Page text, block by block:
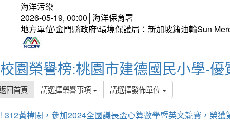
海洋污染
2026-05-19, 00:00│海洋保育署
地方單位\金門縣政府\環境保護局：新加坡籍油輪Sun
校園榮譽榜:桃園市建德國民小學-優
回首頁 請選擇榮譽事項 請選擇發佈單位
312黃椲閎，參加2024全國議長盃心算數學暨英文競賽，榮獲